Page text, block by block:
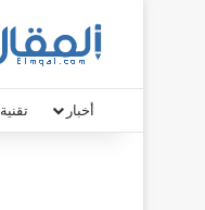
أخبار تقنية